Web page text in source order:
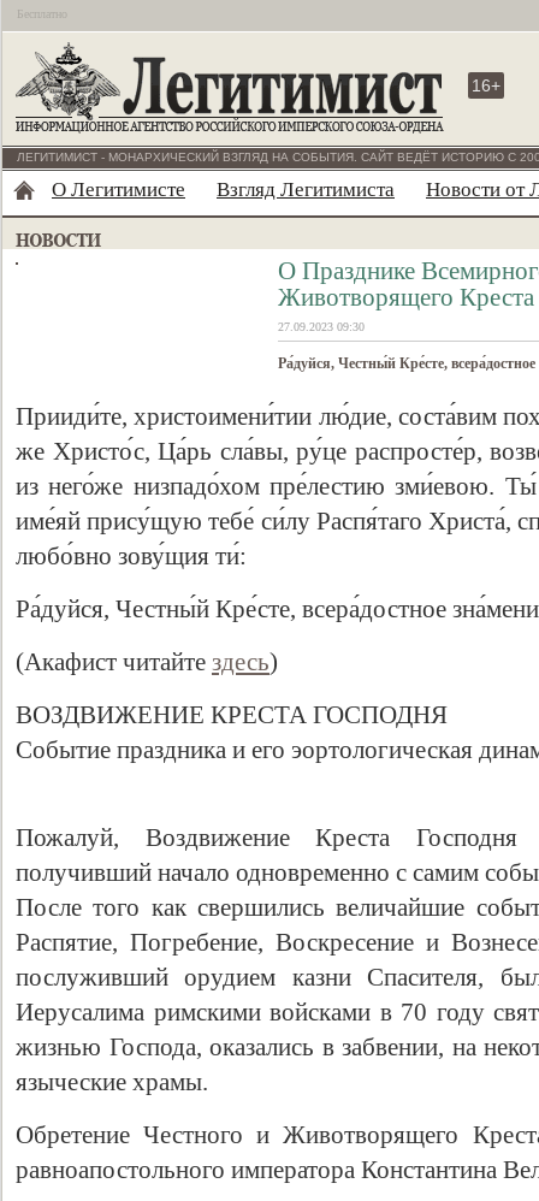
Бесплатно
16+
ЛЕГИТИМИСТ - МОНАРХИЧЕСКИЙ ВЗГЛЯД НА СОБЫТИЯ. САЙТ ВЕДЁТ ИСТОРИЮ С
О Легитимисте Взгляд Легитимиста Новости от
О Празднике
Животворящего Креста
27.09.2023 09:30
Ра́дуйся, Честны́й Кре́сте,
Прииди́те, христоимени́тии лю́дие, соста́вим
же Христо́с, Ца́рь сла́вы, ру́це распросте́р,
из него́же низпадо́хом пре́лестию зми́евою.
име́яй прису́щую тебе́ си́лу Распя́таго Христа́,
любо́вно зову́щия ти́:
Ра́дуйся, Честны́й Кре́сте, всера́достное
(Акафист читайте здесь)
ВОЗДВИЖЕНИЕ КРЕСТА ГОСПОДНЯ
Событие праздника и его эортологическая
Пожалуй, Воздвижение Креста Господня
получивший начало одновременно с самим
После того как свершились величайшие
Распятие, Погребение, Воскресение и
послуживший орудием казни Спасителя,
Иерусалима римскими войсками в 70 году
жизнью Господа, оказались в забвении, на
языческие храмы.
Обретение Честного и Животворящего
равноапостольного императора Константина